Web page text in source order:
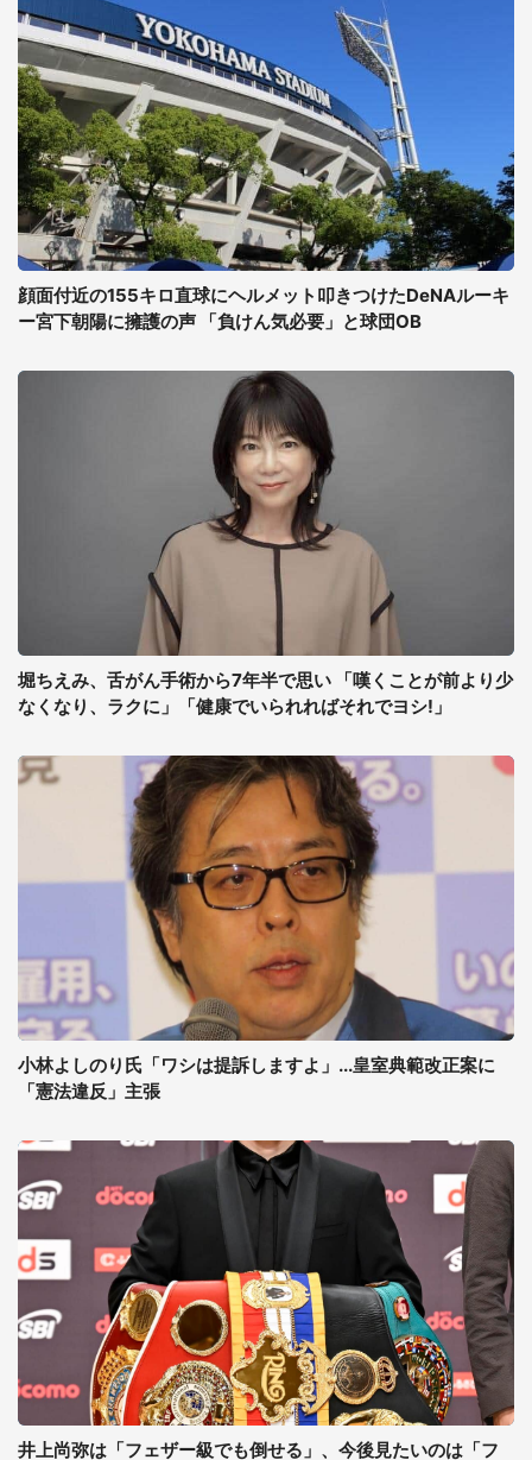
顔面付近の155キロ直球にヘルメット叩きつけたDeNAルーキ
ー宮下朝陽に擁護の声 「負けん気必要」と球団OB
堀ちえみ、舌がん手術から7年半で思い 「嘆くことが前より少
なくなり、ラクに」「健康でいられればそれでヨシ!」
小林よしのり氏「ワシは提訴しますよ」...皇室典範改正案に
「憲法違反」主張
井上尚弥は「フェザー級でも倒せる」、今後見たいのは「フ